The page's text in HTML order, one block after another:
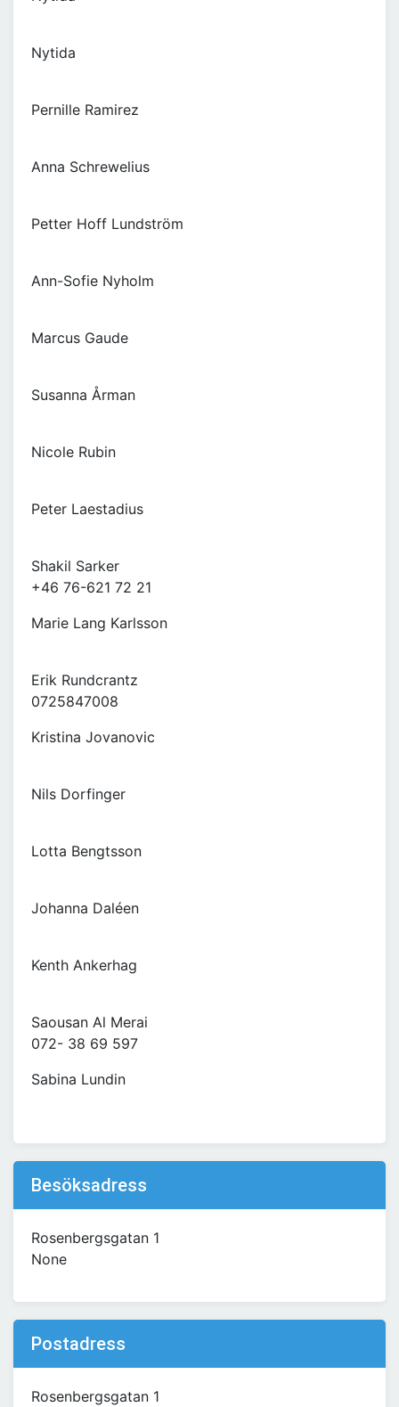
Nytida
Pernille Ramirez
Anna Schrewelius
Petter Hoff Lundström
Ann-Sofie Nyholm
Marcus Gaude
Susanna Årman
Nicole Rubin
Peter Laestadius
Shakil Sarker
+46 76-621 72 21
Marie Lang Karlsson
Erik Rundcrantz
0725847008
Kristina Jovanovic
Nils Dorfinger
Lotta Bengtsson
Johanna Daléen
Kenth Ankerhag
Saousan Al Merai
072- 38 69 597
Sabina Lundin
Besöksadress
Rosenbergsgatan 1
None
Postadress
Rosenbergsgatan 1